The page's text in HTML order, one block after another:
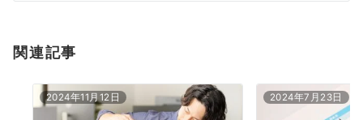
関連記事
2024年11月12日 2024年7月23日